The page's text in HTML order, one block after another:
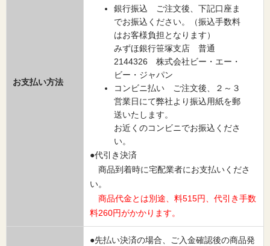
お支払い方法
銀行振込 ご注文後、下記口座ま
でお振込ください。（振込手数料
はお客様負担となります）
みずほ銀行笹塚支店 普通
2144326 株式会社ビー・エー・
ビー・ジャパン
コンビニ払い ご注文後、２～３
営業日にて弊社より振込用紙を郵
送いたします。
お近くのコンビニでお振込くださ
い。
●代引き決済
商品到着時に宅配業者にお支払いくださ
い。
商品代金とは別途、料515円、代引き手数
料260円がかかります。
●先払い決済の場合、ご入金確認後の商品発